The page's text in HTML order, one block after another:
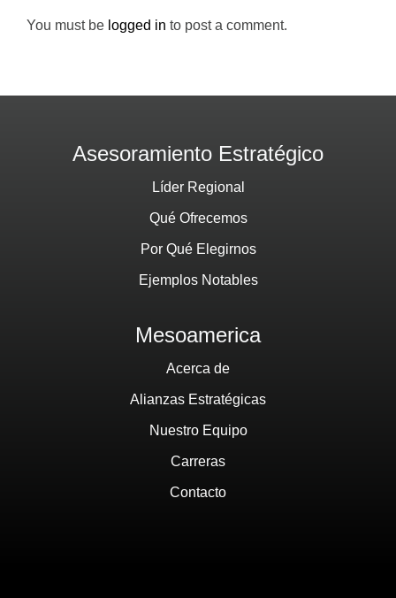
You must be logged in to post a comment.
Asesoramiento Estratégico
Líder Regional
Qué Ofrecemos
Por Qué Elegirnos
Ejemplos Notables
Mesoamerica
Acerca de
Alianzas Estratégicas
Nuestro Equipo
Carreras
Contacto